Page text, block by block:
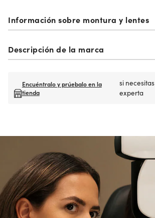
Información sobre montura y lentes
Descripción de la marca
Encuéntralo y prúebalo en la
tienda
si
experta